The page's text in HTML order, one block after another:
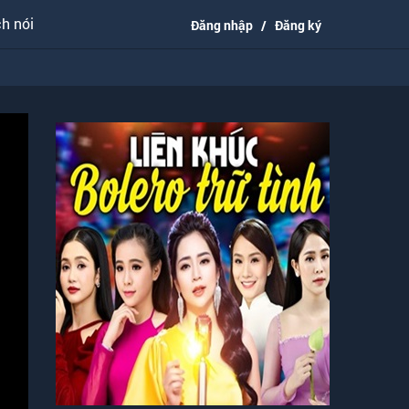
nói Đăng nhập / Đăng ký